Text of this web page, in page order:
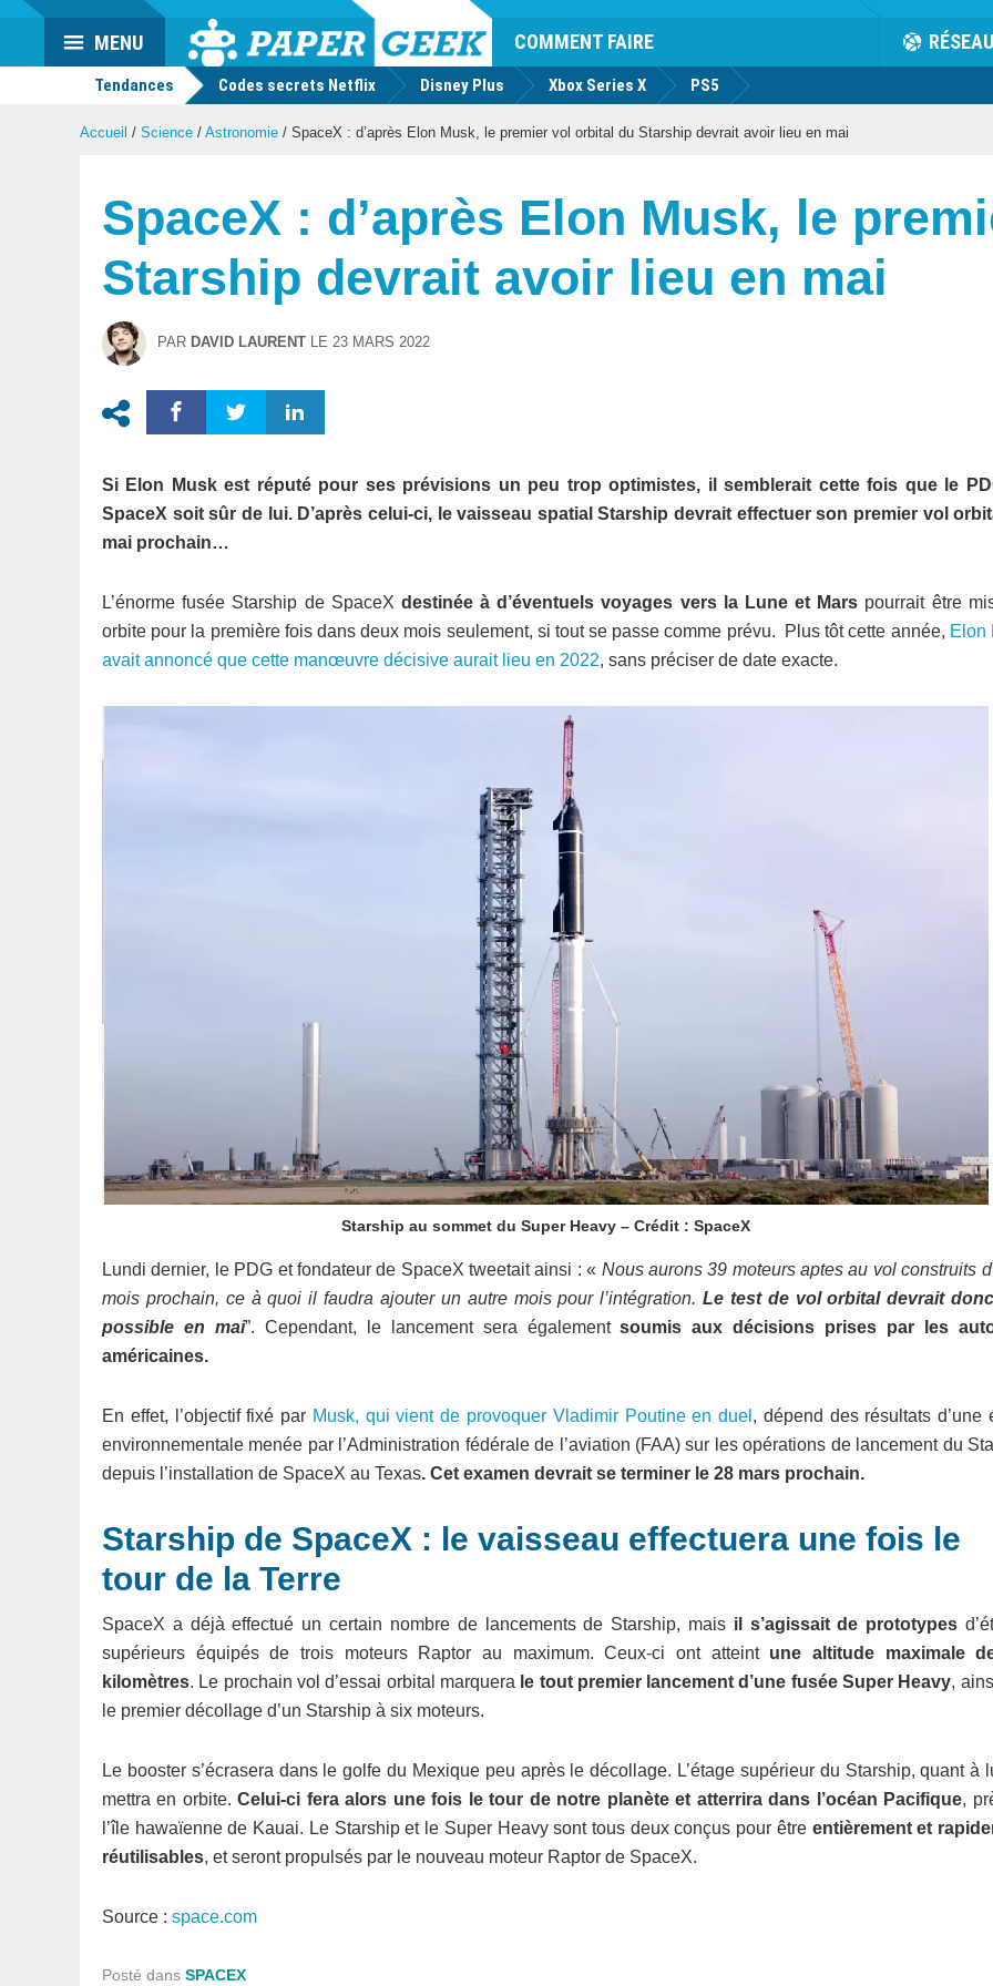
Actu
geek
COMMENT FAIRE RÉSEAU
MENU
Tendances Codes secrets Netflix Disney Plus Xbox Series X PS5
Accueil / Science / Astronomie / SpaceX : d’après Elon Musk, le premier vol orbital du Starship devrait avoir lieu en mai
SpaceX : d’après Elon Musk, le
Starship devrait avoir lieu en mai
PAR DAVID LAURENT LE 23 MARS 2022
Si Elon Musk est réputé pour ses prévisions un peu trop optimistes, il semblerait cette fois que le
SpaceX soit sûr de lui. D’après celui-ci, le vaisseau spatial Starship devrait effectuer son premier vol
mai prochain…
L’énorme fusée Starship de SpaceX destinée à d’éventuels voyages vers la Lune et Mars pourrait être
orbite pour la première fois dans deux mois seulement, si tout se passe comme prévu. Plus tôt cette année, Elon
avait annoncé que cette manœuvre décisive aurait lieu en 2022, sans préciser de date exacte.
Starship au sommet du Super Heavy – Crédit : SpaceX
Lundi dernier, le PDG et fondateur de SpaceX tweetait ainsi : « Nous aurons 39 moteurs aptes au vol construits
mois prochain, ce à quoi il faudra ajouter un autre mois pour l’intégration.Le test de vol orbital devrait
possible en mai”. Cependant, le lancement sera égalementsoumis aux décisions prises par les
américaines.
En effet, l’objectif fixé par Musk, qui vient de provoquer Vladimir Poutine en duel , dépend des résultats d’une
environnementale menée par l’Administration fédérale de l’aviation (FAA) sur les opérations de lancement du
depuis l’installation de SpaceX au Texas. Cet examen devrait se terminer le 28 mars prochain.
Starship de SpaceX : le vaisseau effectuera une fois le
tour de la Terre
SpaceX a déjà effectué un certain nombre de lancements de Starship, mais il s’agissait de prototypes
supérieurs équipés de trois moteurs Raptor au maximum. Ceux-ci ont atteint une altitude maximale
kilomètres. Le prochain vol d’essai orbital marquera le tout premier lancement d’une fusée Super Heavy,
le premier décollage d’un Starship à six moteurs.
Le booster s’écrasera dans le golfe du Mexique peu après le décollage. L’étage supérieur du Starship, quant à
mettra en orbite.Celui-ci fera alors une fois le tour de notre planète et atterrira dans l’océan Pacifique,
l’île hawaïenne de Kauai. Le Starship et le Super Heavy sont tous deux conçus pour être entièrement et
réutilisables, et seront propulsés par le nouveau moteur Raptor de SpaceX.
Source : space.com
Posté dans SPACEX